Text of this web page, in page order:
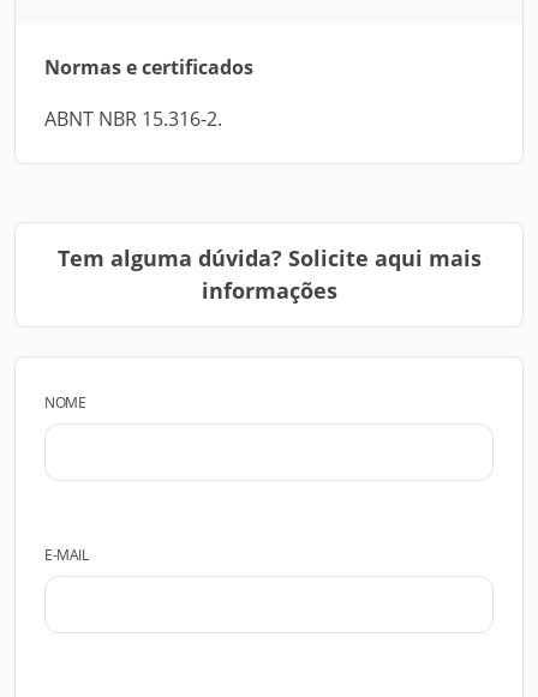
Normas e certificados
ABNT NBR 15.316-2.
Tem alguma dúvida? Solicite aqui mais
informações
NOME
E-MAIL